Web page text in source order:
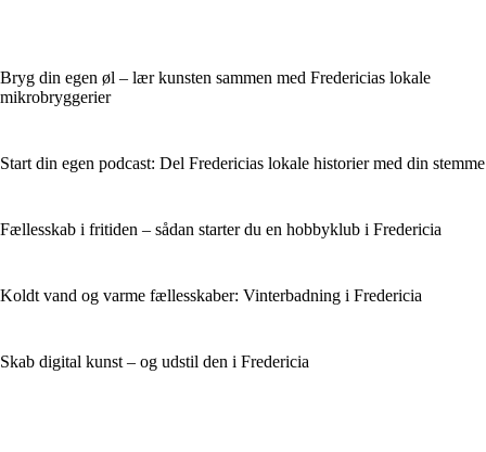
Bryg din egen øl – lær kunsten sammen med Fredericias lokale
mikrobryggerier
Start din egen podcast: Del Fredericias lokale historier med din stemme
Fællesskab i fritiden – sådan starter du en hobbyklub i Fredericia
Koldt vand og varme fællesskaber: Vinterbadning i Fredericia
Skab digital kunst – og udstil den i Fredericia